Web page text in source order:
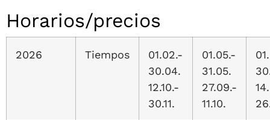
Horarios/precios
2026 Tiempos
01.02.-
30.04.
12.10.-
30.11.
01.05.-
31.05.
27.09.-
11.10.